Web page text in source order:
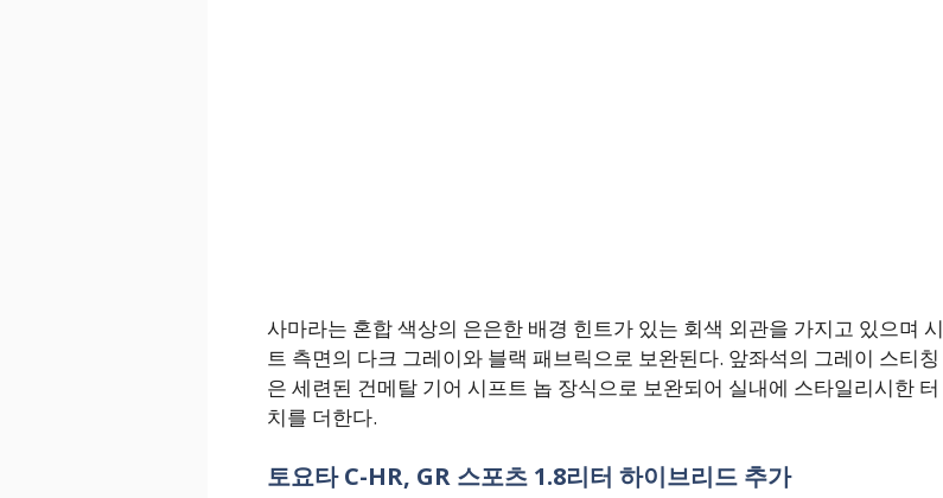
사마라는 혼합 색상의 은은한 배경 힌트가 있는 회색 외관을 가지고 있으며 시
트 측면의 다크 그레이와 블랙 패브릭으로 보완된다. 앞좌석의 그레이 스티칭
은 세련된 건메탈 기어 시프트 놉 장식으로 보완되어 실내에 스타일리시한 터
치를 더한다.
토요타 C-HR, GR 스포츠 1.8리터 하이브리드 추가